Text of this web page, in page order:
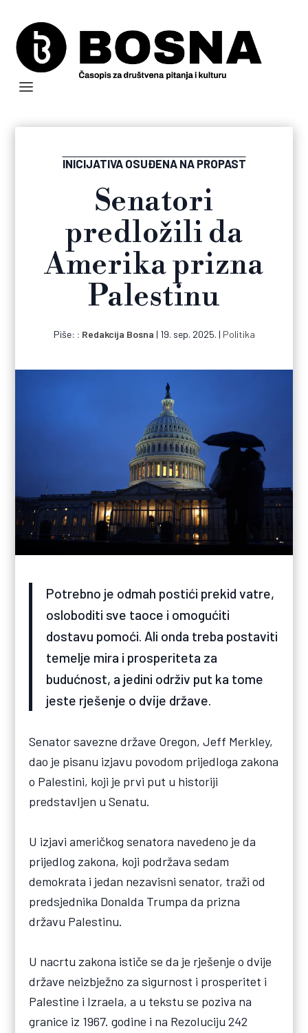
INICIJATIVA OSUĐENA NA PROPAST
Senatori
predložili da
Amerika prizna
Palestinu
Piše: Redakcija Bosna | 19. sep. 2025. | Politika
Potrebno je odmah postići prekid vatre,
osloboditi sve taoce i omogućiti
dostavu pomoći. Ali onda treba postaviti
temelje mira i prosperiteta za
budućnost, a jedini održiv put ka tome
jeste rješenje o dvije države.
Senator savezne države Oregon, Jeff Merkley,
dao je pisanu izjavu povodom prijedloga zakona
o Palestini, koji je prvi put u historiji
predstavljen u Senatu.
U izjavi američkog senatora navedeno je da
prijedlog zakona, koji podržava sedam
demokrata i jedan nezavisni senator, traži od
predsjednika Donalda Trumpa da prizna
državu Palestinu.
U nacrtu zakona ističe se da je rješenje o dvije
države neizbježno za sigurnost i prosperitet i
Palestine i Izraela, a u tekstu se poziva na
granice iz 1967. godine i na Rezoluciju 242